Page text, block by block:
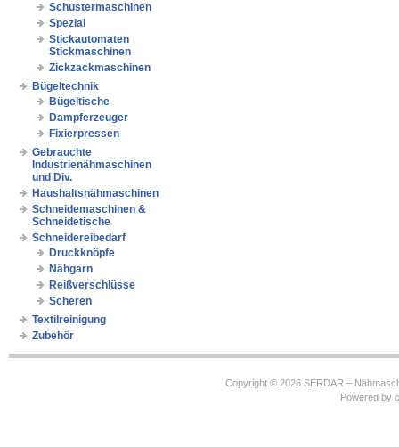
Schustermaschinen
Spezial
Stickautomaten
Stickmaschinen
Zickzackmaschinen
Bügeltechnik
Bügeltische
Dampferzeuger
Fixierpressen
Gebrauchte
Industrienähmaschinen
und Div.
Haushaltsnähmaschinen
Schneidemaschinen &
Schneidetische
Schneidereibedarf
Druckknöpfe
Nähgarn
Reißverschlüsse
Scheren
Textilreinigung
Zubehör
Copyright © 2026 SERDAR –
Powered by